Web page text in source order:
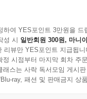
& 메시지 수록!
인터뷰 &
더욱 소중한 ‘미공개 씬’
력은 뭐니 뭐니 해도
하여 YES포인트 3만원을 드
성 시 일반회원 300원, 마니
리뷰만 YES포인트 지급됩니
정 시점부터 마지막 회차 주
스는 사락 독서모임 게시
ray, 패션 및 판매금지 상